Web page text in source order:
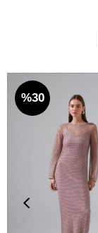
%30